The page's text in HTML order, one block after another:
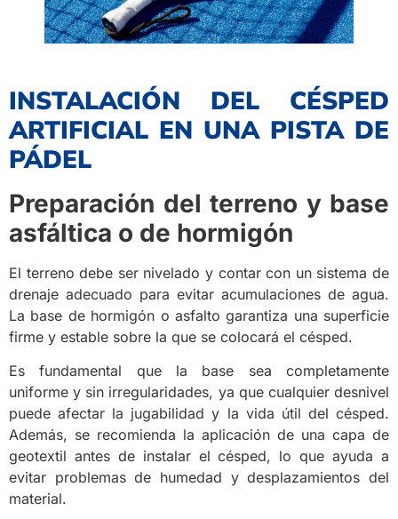
INSTALACIÓN DEL CÉSPED
ARTIFICIAL EN UNA PISTA DE
PÁDEL
Preparación del terreno y base
asfáltica o de hormigón
El terreno debe ser nivelado y contar con un sistema de
drenaje adecuado para evitar acumulaciones de agua.
La base de hormigón o asfalto garantiza una superficie
firme y estable sobre la que se colocará el césped.
Es fundamental que la base sea completamente
uniforme y sin irregularidades, ya que cualquier desnivel
puede afectar la jugabilidad y la vida útil del césped.
Además, se recomienda la aplicación de una capa de
geotextil antes de instalar el césped, lo que ayuda a
evitar problemas de humedad y desplazamientos del
material.